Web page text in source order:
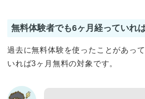
無料体験者でも6ヶ月経っていれ
過去に無料体験を使ったことがあっ
いれば3ヶ月無料の対象です。